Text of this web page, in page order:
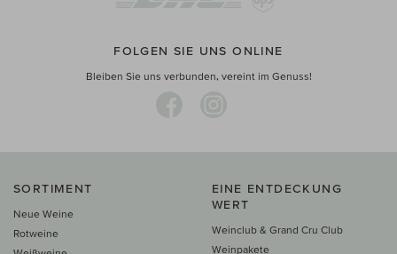
FOLGEN SIE UNS ONLINE
Bleiben Sie uns verbunden, vereint im Genuss!
SORTIMENT
Neue Weine
Rotweine
EINE ENTDECKUNG
WERT
Weinclub & Grand Cru Club
Weinpakete